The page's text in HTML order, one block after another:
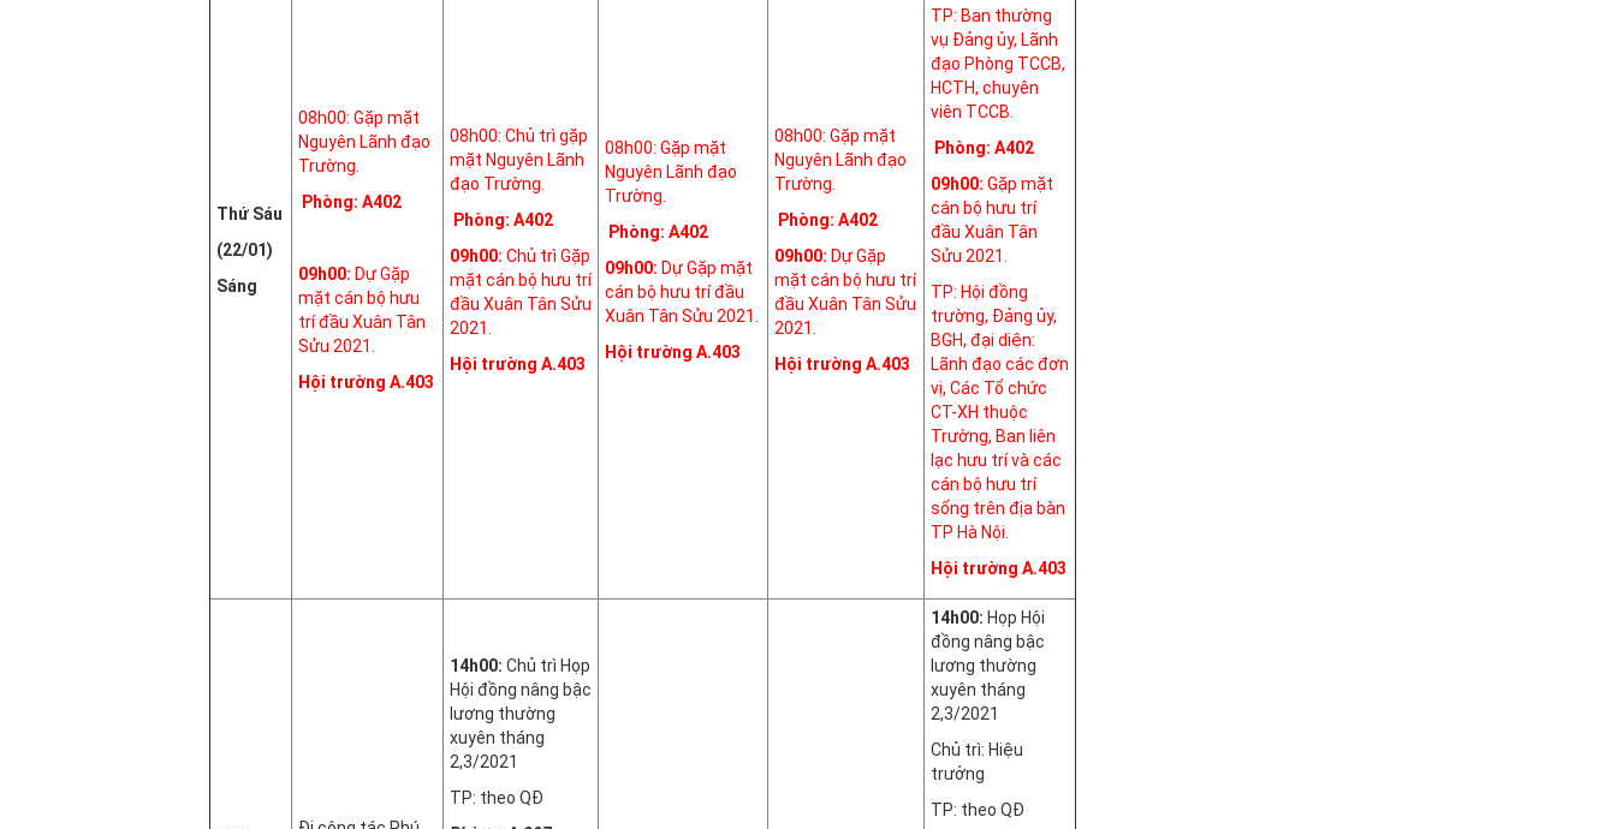
Thứ Sáu
(22/01)
Sáng
08h00: Gặp mặt
Nguyên Lãnh đạo
Trường.
Phòng: A402
09h00: Dự Gặp
mặt cán bộ hưu
trí đầu Xuân Tân
Sửu 2021.
Hội trường A.403
08h00: Chủ trì gặp
mặt Nguyên Lãnh
đạo Trường.
Phòng: A402
09h00: Chủ trì Gặp
mặt cán bộ hưu trí
đầu Xuân Tân Sửu
2021.
Hội trường A.403
08h00: Gặp mặt
Nguyên Lãnh đạo
Trường.
Phòng: A402
09h00: Dự Gặp mặt
cán bộ hưu trí đầu
Xuân Tân Sửu 2021.
Hội trường A.403
08h00: Gặp mặt
Nguyên Lãnh đạo
Trường.
Phòng: A402
09h00: Dự Gặp
mặt cán bộ hưu trí
đầu Xuân Tân Sửu
2021.
Hội trường A.403
TP: Ban thường
vụ Đảng ủy, Lãnh
đạo Phòng TCCB,
HCTH, chuyên
viên TCCB.
Phòng: A402
09h00: Gặp mặt
cán bộ hưu trí
đầu Xuân Tân
Sửu 2021.
TP: Hội đồng
trường, Đảng ủy,
BGH, đại diện:
Lãnh đạo các đơn
vị, Các Tổ chức
CT-XH thuộc
Trường, Ban liên
lạc hưu trí và các
cán bộ hưu trí
sống trên địa bàn
TP Hà Nội.
Hội trường A.403
14h00: Chủ trì Họp
Hội đồng nâng bậc
lương thường
xuyên tháng
2,3/2021
TP: theo QĐ
14h00: Họp Hội
đồng nâng bậc
lương thường
xuyên tháng
2,3/2021
Chủ trì: Hiệu
trưởng
TP: theo QĐ